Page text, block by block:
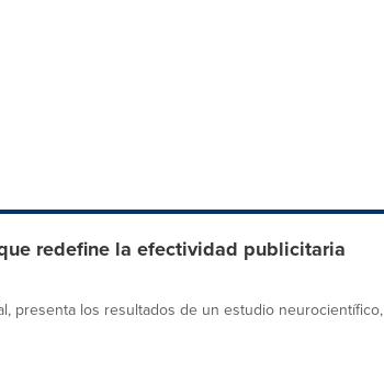
redefine la efectividad publicitaria
presenta los resultados de un estudio neurocientífico,